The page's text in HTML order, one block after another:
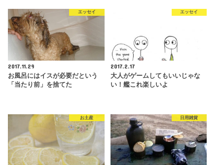
エッセイ
2017.11.29
お風呂にはイスが必要だという
「当たり前」を捨てた
エッセイ
2017.2.17
大人がゲームしてもいいじゃな
い！艦これ楽しいよ
お土産 日用雑貨